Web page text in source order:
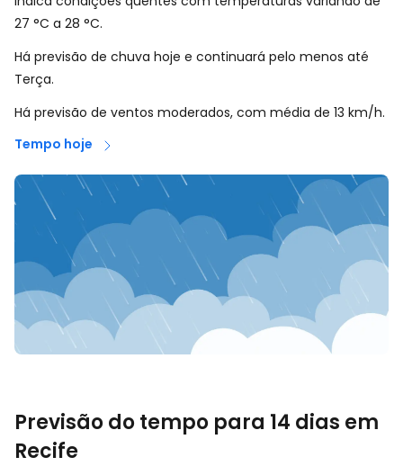
27 °C a 28 °C.
Há previsão de chuva hoje e continuará pelo menos até
Terça.
Há previsão de ventos moderados, com média de 13 km/h.
Tempo hoje
Previsão do tempo para 14 dias em
Recife